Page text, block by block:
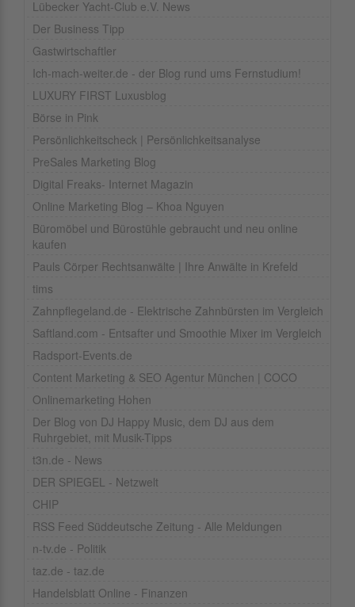
Lübecker Yacht-Club e.V. News
Der Business Tipp
Gastwirtschaftler
Ich-mach-weiter.de - der Blog rund ums Fernstudium!
LUXURY FIRST Luxusblog
Börse in Pink
Persönlichkeitscheck | Persönlichkeitsanalyse
PreSales Marketing Blog
Digital Freaks- Internet Magazin
Online Marketing Blog – Khoa Nguyen
Büromöbel und Bürostühle gebraucht und neu online
kaufen
Pauls Cörper Rechtsanwälte | Ihre Anwälte in Krefeld
tims
Zahnpflegeland.de - Elektrische Zahnbürsten im Vergleich
Saftland.com - Entsafter und Smoothie Mixer im Vergleich
Radsport-Events.de
Content Marketing & SEO Agentur München | COCO
Onlinemarketing Hohen
Der Blog von DJ Happy Music, dem DJ aus dem
Ruhrgebiet, mit Musik-Tipps
t3n.de - News
DER SPIEGEL - Netzwelt
CHIP
RSS Feed Süddeutsche Zeitung - Alle Meldungen
n-tv.de - Politik
taz.de - taz.de
Handelsblatt Online - Finanzen